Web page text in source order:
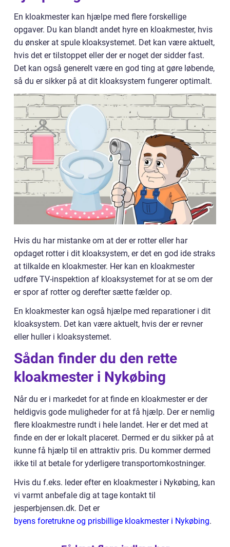
En kloakmester kan hjælpe med flere forskellige
opgaver. Du kan blandt andet hyre en kloakmester, hvis
du ønsker at spule kloaksystemet. Det kan være aktuelt,
hvis det er tilstoppet eller der er noget der sidder fast.
Det kan også generelt være en god ting at gøre løbende,
så du er sikker på at dit kloaksystem fungerer optimalt.
Hvis du har mistanke om at der er rotter eller har
opdaget rotter i dit kloaksystem, er det en god ide straks
at tilkalde en kloakmester. Her kan en kloakmester
udføre TV-inspektion af kloaksystemet for at se om der
er spor af rotter og derefter sætte fælder op.
En kloakmester kan også hjælpe med reparationer i dit
kloaksystem. Det kan være aktuelt, hvis der er revner
eller huller i kloaksystemet.
Sådan finder du den rette
kloakmester i Nykøbing
Når du er i markedet for at finde en kloakmester er der
heldigvis gode muligheder for at få hjælp. Der er nemlig
flere kloakmestre rundt i hele landet. Her er det med at
finde en der er lokalt placeret. Dermed er du sikker på at
kunne få hjælp til en attraktiv pris. Du kommer dermed
ikke til at betale for yderligere transportomkostninger.
Hvis du f.eks. leder efter en kloakmester i Nykøbing, kan
vi varmt anbefale dig at tage kontakt til
jesperbjensen.dk. Det er
byens foretrukne og prisbillige kloakmester i Nykøbing.